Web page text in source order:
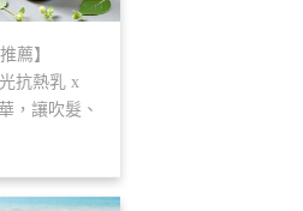
薦】
抗熱乳 x
，讓吹髮、